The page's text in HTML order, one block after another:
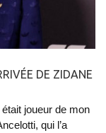
DE ZIDANE
joueur de mon
qui l’a